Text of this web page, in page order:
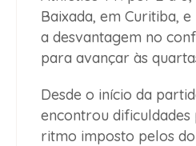
Baixada, em Curitiba,
a desvantagem no
para avançar às
Desde o início da
encontrou
ritmo imposto pelos